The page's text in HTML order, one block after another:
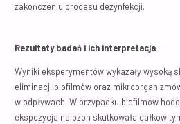
zakończeniu procesu dezynfekcji.
Rezultaty badań i ich interpretacja
Wyniki eksperymentów wykazały wysoką
eliminacji biofilmów oraz
w odpływach. W przypadku biofilmów
ekspozycja na ozon skutkowała